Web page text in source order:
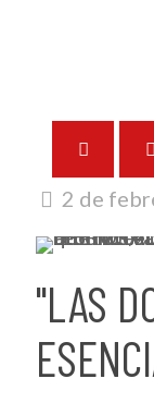
2 de
"LAS